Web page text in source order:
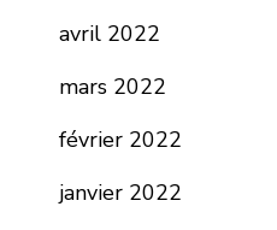
avril 2022
mars 2022
février 2022
janvier 2022